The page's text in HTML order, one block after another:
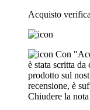
Acquisto
Con
è stata scritta
prodotto sul
recensione, è
Chiudere la nota